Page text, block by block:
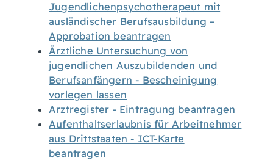
Jugendlichenpsychotherapeut mit
ausländischer Berufsausbildung –
Approbation beantragen
Ärztliche Untersuchung von
jugendlichen Auszubildenden und
Berufsanfängern - Bescheinigung
vorlegen lassen
Arztregister - Eintragung beantragen
Aufenthaltserlaubnis für Arbeitnehmer
aus Drittstaaten - ICT-Karte
beantragen